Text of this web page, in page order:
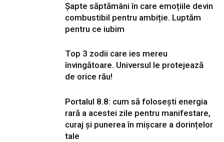
Șapte săptămâni în care emoțiile devin
combustibil pentru ambiție. Luptăm
pentru ce iubim
Top 3 zodii care ies mereu
învingătoare. Universul le protejează
de orice rău!
Portalul 8.8: cum să folosești energia
rară a acestei zile pentru manifestare,
curaj și punerea în mișcare a dorințelor
tale